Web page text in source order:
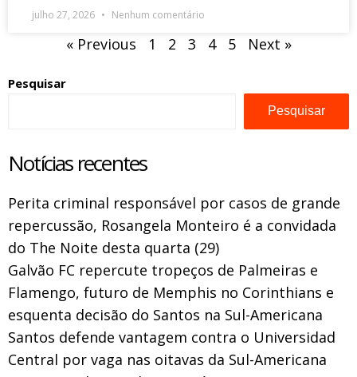
julho 27, 2026 Nenhum comentário
« Previous 1 2 3 4 5 Next »
Pesquisar
Pesquisar
Notícias recentes
Perita criminal responsável por casos de grande
repercussão, Rosangela Monteiro é a convidada
do The Noite desta quarta (29)
Galvão FC repercute tropeços de Palmeiras e
Flamengo, futuro de Memphis no Corinthians e
esquenta decisão do Santos na Sul-Americana
Santos defende vantagem contra o Universidad
Central por vaga nas oitavas da Sul-Americana